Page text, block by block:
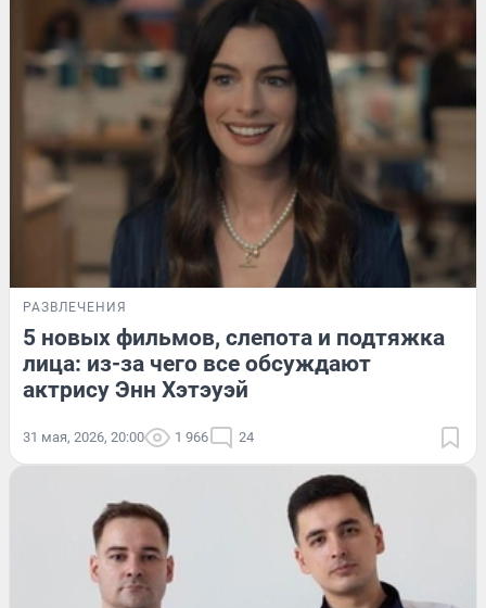
РАЗВЛЕЧЕНИЯ
5 новых фильмов, слепота и подтяжка
лица: из-за чего все обсуждают
актрису Энн Хэтэуэй
31 мая, 2026, 20:00 1 966 24